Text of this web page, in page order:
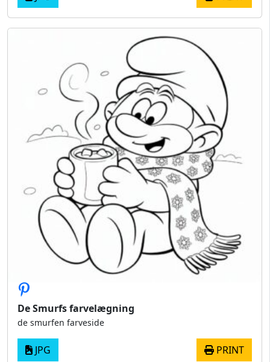
De Smurfs farvelægning
de smurfen farveside
JPG PRINT